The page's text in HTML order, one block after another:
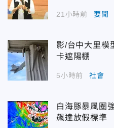
21小時前 要聞
影/台中大里
卡遮陽棚
5小時前 社會
白海豚暴風圈
飆達放假標準